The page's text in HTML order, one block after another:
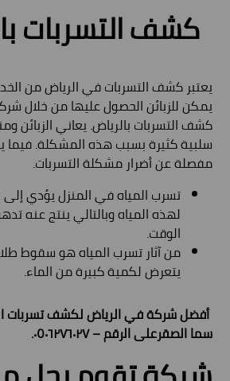
كشف التسربات
يعتبر كشف التسربات في الرياض من
يمكن للزبائن الحصول عليها من خلال
كشف التسربات بالرياض. يعاني الزبائن
سلبية كثيرة بسبب هذه المشكلة. فيما
مفصلة عن أضرار مشكلة التسربات.
تسرب المياه في المنزل يؤدي
لهذه المياه وبالتالي ينتج عنه
الوقت.
من آثار تسرب المياه هو سقوط
يتعرض لكمية كبيرة من الماء.
أفضل شركة في الرياض لكشف تسربات
سما الصقرعلى الرقم – ٠٥٠٦٢٧٦٠٢٧.